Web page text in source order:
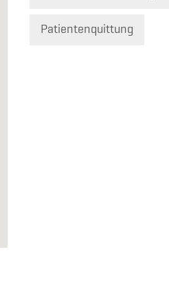
Patientenquittung